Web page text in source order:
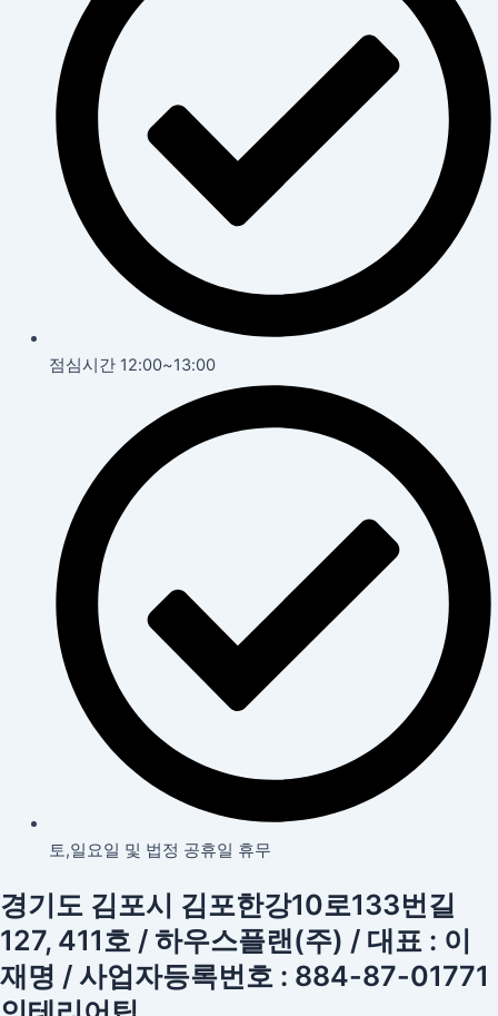
점심시간 12:00~13:00
토,일요일 및 법정 공휴일 휴무
경기도 김포시 김포한강10로133번길
127, 411호 / 하우스플랜(주) / 대표 : 이
재명 / 사업자등록번호 : 884-87-01771